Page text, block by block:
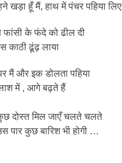
खड़ा हूँ मैं, हाथ में पंचर पहिया लिए
फांसी के फंदे को ढील दी
काठी ढूंढ़ लाया
मैं और इक डोलता पहिया
में , आगे बढ़ते हैं
दोस्त मिल जाएँ चलते चलते
पार कुछ बारिश भी होगी …